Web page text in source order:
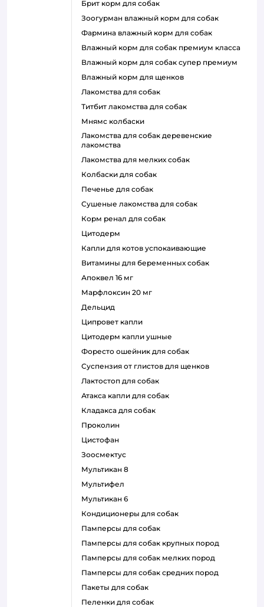
брит корм для собак
зоогурман влажный корм для собак
фармина влажный корм для собак
влажный корм для собак премиум класса
влажный корм для собак супер премиум
влажный корм для щенков
лакомства для собак
титбит лакомства для собак
мнямс колбаски
лакомства для собак деревенские
лакомства
лакомства для мелких собак
колбаски для собак
печенье для собак
сушеные лакомства для собак
корм ренал для собак
цитодерм
капли для котов успокаивающие
витамины для беременных собак
апоквел 16 мг
марфлоксин 20 мг
дельцид
ципровет капли
цитодерм капли ушные
форесто ошейник для собак
суспензия от глистов для щенков
лактостоп для собак
атакса капли для собак
кладакса для собак
проколин
цистофан
зоосмектус
мультикан 8
мультифел
мультикан 6
кондиционеры для собак
памперсы для собак
памперсы для собак крупных пород
памперсы для собак мелких пород
памперсы для собак средних пород
пакеты для собак
пеленки для собак